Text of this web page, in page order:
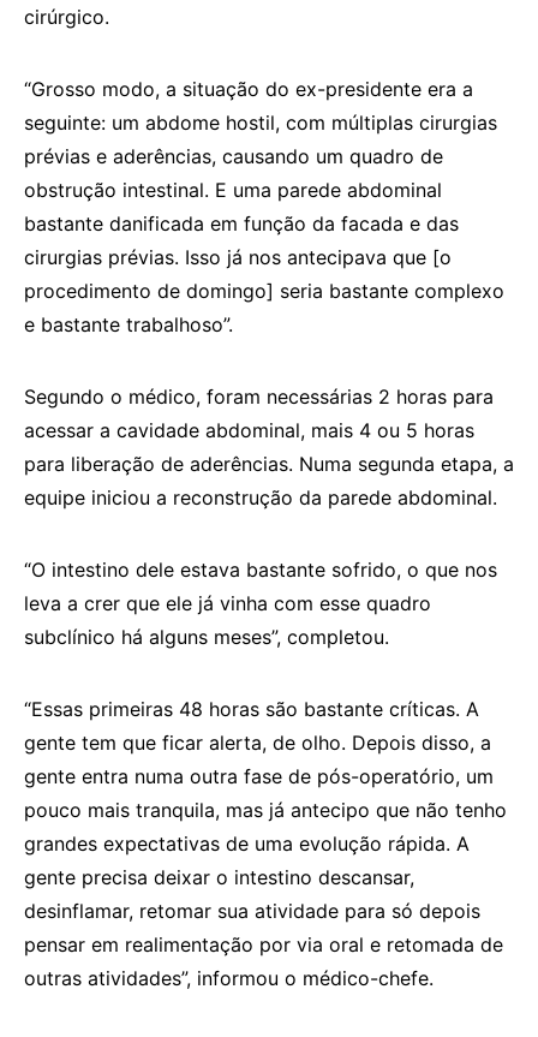
cirúrgico.
“Grosso modo, a situação do ex-presidente era a
seguinte: um abdome hostil, com múltiplas cirurgias
prévias e aderências, causando um quadro de
obstrução intestinal. E uma parede abdominal
bastante danificada em função da facada e das
cirurgias prévias. Isso já nos antecipava que [o
procedimento de domingo] seria bastante complexo
e bastante trabalhoso”.
Segundo o médico, foram necessárias 2 horas para
acessar a cavidade abdominal, mais 4 ou 5 horas
para liberação de aderências. Numa segunda etapa, a
equipe iniciou a reconstrução da parede abdominal.
“O intestino dele estava bastante sofrido, o que nos
leva a crer que ele já vinha com esse quadro
subclínico há alguns meses”, completou.
“Essas primeiras 48 horas são bastante críticas. A
gente tem que ficar alerta, de olho. Depois disso, a
gente entra numa outra fase de pós-operatório, um
pouco mais tranquila, mas já antecipo que não tenho
grandes expectativas de uma evolução rápida. A
gente precisa deixar o intestino descansar,
desinflamar, retomar sua atividade para só depois
pensar em realimentação por via oral e retomada de
outras atividades”, informou o médico-chefe.